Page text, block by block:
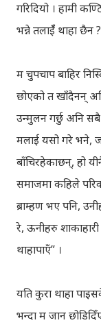
गरिदियो । हामी
भन्ने तलाईँ थाहा छैन
म चुपचाप बाहिर
छोएको त खाँदैनन्
उन्मुलन गर्छु अनि सबै
मलाई यसो गरे भने,
बाँचिरहेकाछन्, हो
समाजमा कहिले
ब्राम्‍हण भए पनि,
रे, ऊनीहरु
थाहापाएँ” ।
यति कुरा थाहा
भन्दा म जान